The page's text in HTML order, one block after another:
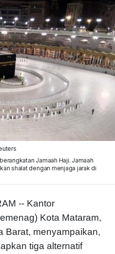
Jamaah Haji. Jamaah
shalat dengan menjaga jarak di
-- Kantor
Kota Mataram,
Barat, menyampaikan,
tiga alternatif